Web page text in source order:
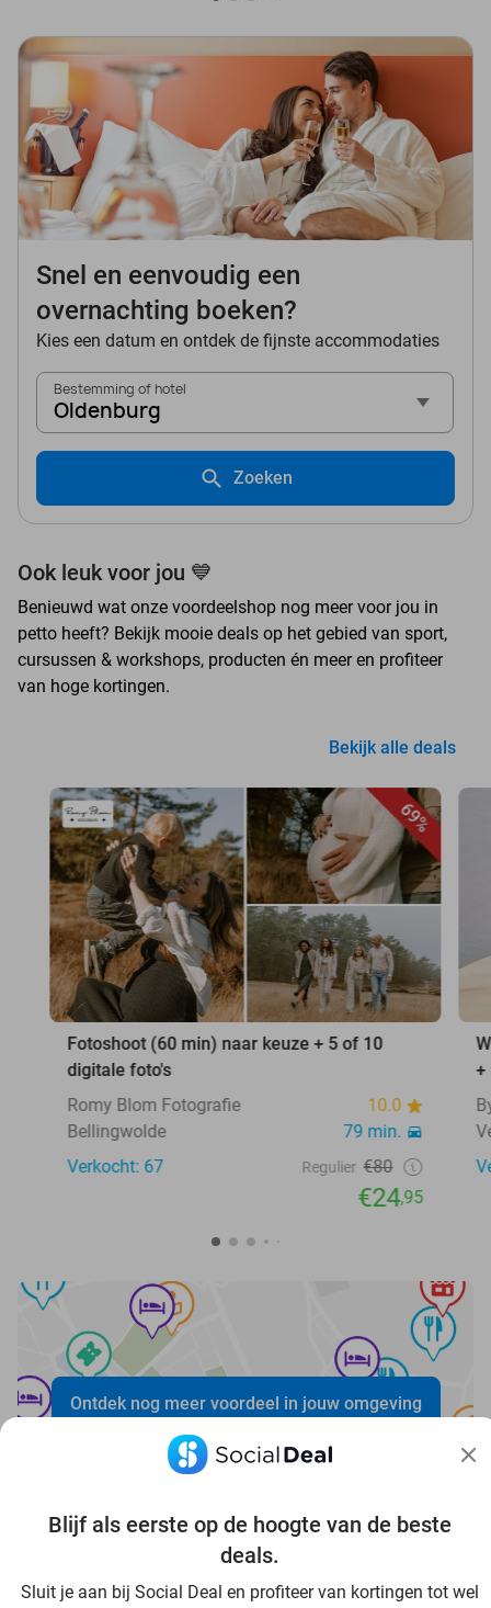
Blijf als eerste op de hoogte van de beste
deals.
Sluit je aan bij Social Deal en profiteer van kortingen tot wel
Snel en eenvoudig een
overnachting boeken?
Kies een datum en ontdek de fijnste accommodaties
Bestemming of hotel
Oldenburg
Zoeken
Ook leuk voor jou 💙
Benieuwd wat onze voordeelshop nog meer voor jou in
petto heeft? Bekijk mooie deals op het gebied van sport,
cursussen & workshops, producten én meer en profiteer
van hoge kortingen.
Bekijk alle deals
69%
Fotoshoot (60 min) naar keuze + 5 of 10
digitale foto's
Romy Blom Fotografie
10.0
Bellingwolde
79 min.
Verkocht: 67
Regulier €80
€24,95
+
Ontdek nog meer voordeel in jouw omgeving
Voordelig genieten in Oldenburg: haal deal-inspiratie uit